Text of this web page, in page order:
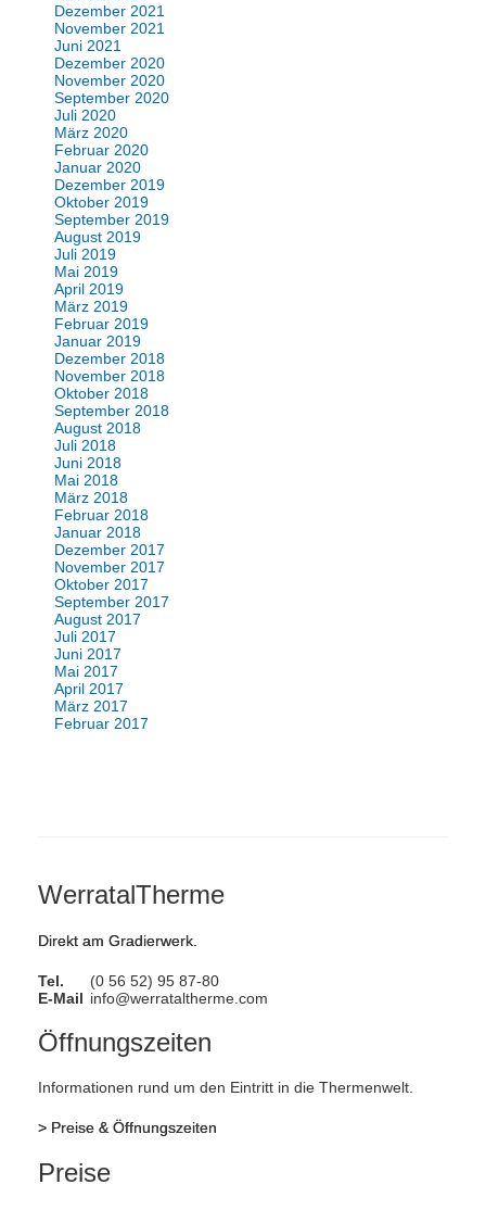
Dezember 2021
November 2021
Juni 2021
Dezember 2020
November 2020
September 2020
Juli 2020
März 2020
Februar 2020
Januar 2020
Dezember 2019
Oktober 2019
September 2019
August 2019
Juli 2019
Mai 2019
April 2019
März 2019
Februar 2019
Januar 2019
Dezember 2018
November 2018
Oktober 2018
September 2018
August 2018
Juli 2018
Juni 2018
Mai 2018
März 2018
Februar 2018
Januar 2018
Dezember 2017
November 2017
Oktober 2017
September 2017
August 2017
Juli 2017
Juni 2017
Mai 2017
April 2017
März 2017
Februar 2017
WerratalTherme
Direkt am Gradierwerk.
Tel.
(0 56 52) 95 87-80
E-Mail info@werrataltherme.com
Öffnungszeiten
Informationen rund um den Eintritt in die Thermenwelt.
> Preise & Öffnungszeiten
Preise